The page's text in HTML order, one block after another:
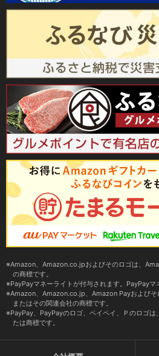
Amazon、Amazon.co.jpおよびそのロゴは、
の商標です。
PayPayマネーライトが付与されます。PayPayマ
Amazon、Amazon.co.jp、Amazon Payおよび
またはその関連会社の商標です。
PayPay、PayPayのロゴ、ペイペイ、Ｐのロゴは
たは商標です。